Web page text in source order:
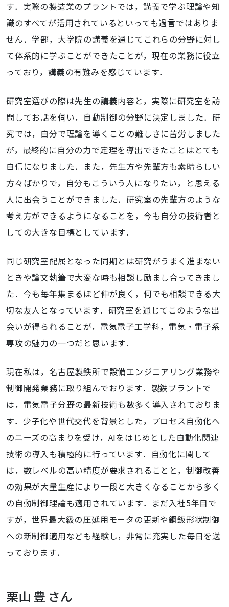
す．実際の製造業のプラントでは，講義で学ぶ理論や知
識のすべてが活用されているといっても過言ではありま
せん．学部，大学院の講義を通じてこれらの分野に対し
て体系的に学ぶことができたことが，現在の業務に役立
っており，講義の有難みを感じています．
研究室選びの際は先生の講義内容と，実際に研究室を訪
問してお話を伺い，自動制御の分野に決定しました．研
究では，自分で理論を導くことの難しさに苦労しました
が，最終的に自分の力で定理を導出できたことはとても
自信になりました．また，先生方や先輩方も素晴らしい
方々ばかりで，自分もこういう人になりたい，と思える
人に出会うことができました．研究室の先輩方のような
考え方ができるようになることを，今も自分の技術者と
しての大きな目標としています．
同じ研究室配属となった同期とは研究がうまく進まない
ときや論文執筆で大変な時も相談し励まし合ってきまし
た．今も毎年集まるほど仲が良く，何でも相談できる大
切な友人となっています．研究室を通じてこのような出
会いが得られることが，電気電子工学科，電気・電子系
専攻の魅力の一つだと思います．
現在私は，名古屋製鉄所で設備エンジニアリング業務や
制御開発業務に取り組んでおります．製鉄プラントで
は，電気電子分野の最新技術も数多く導入されておりま
す．少子化や世代交代を背景とした，プロセス自動化へ
のニーズの高まりを受け，AIをはじめとした自動化関連
技術の導入も積極的に行っています．自動化に関して
は，数レベルの高い精度が要求されることと，制御改善
の効果が大量生産により一段と大きくなることから多く
の自動制御理論も適用されています．まだ入社5年目で
すが，世界最大級の圧延用モータの更新や鋼鈑形状制御
への新制御適用なども経験し，非常に充実した毎日を送
っております．
栗山 豊 さん